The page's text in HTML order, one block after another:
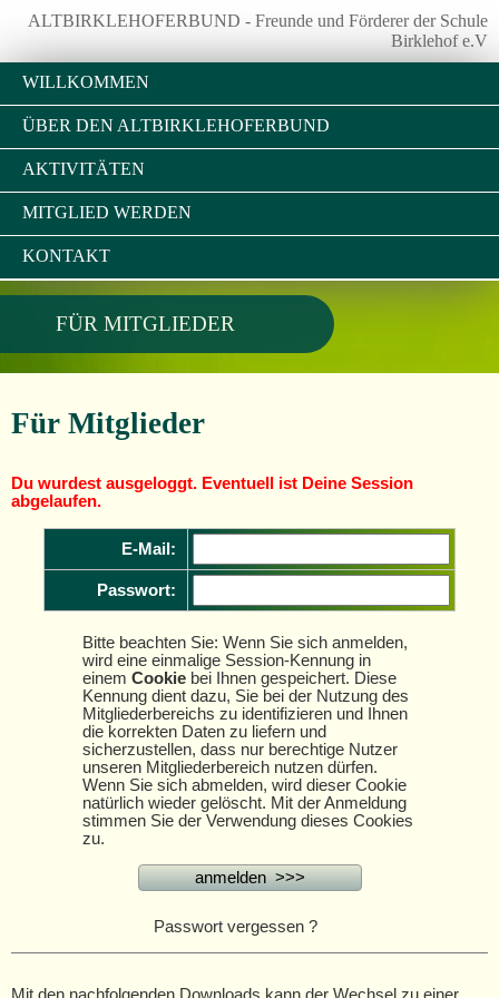
ALTBIRKLEHOFERBUND - Freunde und Förderer der Schule
Birklehof e.V
WILLKOMMEN
ÜBER DEN ALTBIRKLEHOFERBUND
AKTIVITÄTEN
MITGLIED WERDEN
KONTAKT
FÜR MITGLIEDER
Für Mitglieder
Du wurdest ausgeloggt. Eventuell ist Deine Session
abgelaufen.
E-Mail:
Passwort:
Bitte beachten Sie: Wenn Sie sich anmelden,
wird eine einmalige Session-Kennung in
einemCookie bei Ihnen gespeichert. Diese
Kennung dient dazu, Sie bei der Nutzung des
Mitgliederbereichs zu identifizieren und Ihnen
die korrekten Daten zu liefern und
sicherzustellen, dass nur berechtige Nutzer
unseren Mitgliederbereich nutzen dürfen.
Wenn Sie sich abmelden, wird dieser Cookie
natürlich wieder gelöscht. Mit der Anmeldung
stimmen Sie der Verwendung dieses Cookies
zu.
Passwort vergessen ?